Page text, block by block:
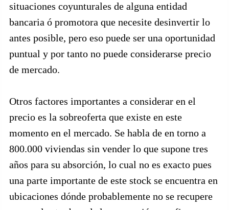
situaciones coyunturales de alguna entidad
bancaria ó promotora que necesite desinvertir lo
antes posible, pero eso puede ser una oportunidad
puntual y por tanto no puede considerarse precio
de mercado.
Otros factores importantes a considerar en el
precio es la sobreoferta que existe en este
momento en el mercado. Se habla de en torno a
800.000 viviendas sin vender lo que supone tres
años para su absorción, lo cual no es exacto pues
una parte importante de este stock se encuentra en
ubicaciones dónde probablemente no se recupere